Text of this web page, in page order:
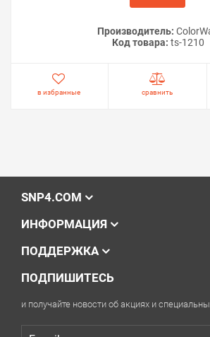
Производитель:
Код товара: ts-1210
в избранные сравнить
SNP4.COM
ИНФОРМАЦИЯ
ПОДДЕРЖКА
ПОДПИШИТЕСЬ
и получайте новости об акциях и